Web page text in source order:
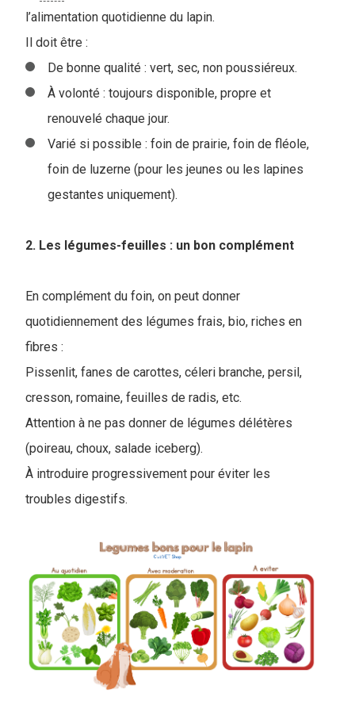
l’alimentation quotidienne du lapin.
Il doit être :
De bonne qualité : vert, sec, non poussiéreux.
À volonté : toujours disponible, propre et
renouvelé chaque jour.
Varié si possible : foin de prairie, foin de fléole,
foin de luzerne (pour les jeunes ou les lapines
gestantes uniquement).
2. Les légumes-feuilles : un bon complément
En complément du foin, on peut donner
quotidiennement des légumes frais, bio, riches en
fibres :
Pissenlit, fanes de carottes, céleri branche, persil,
cresson, romaine, feuilles de radis, etc.
Attention à ne pas donner de légumes délétères
(poireau, choux, salade iceberg).
À introduire progressivement pour éviter les
troubles digestifs.